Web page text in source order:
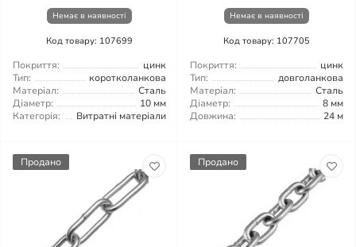
Немає в наявності
Код товару: 107699
Покриття:
цинк
Тип:
коротколанкова
Матеріал:
Сталь
Діаметр:
10 мм
Категорія:
Витратні матеріали
Немає в наявності
Код товару: 107705
Покриття:
цинк
Тип:
довголанкова
Матеріал:
Сталь
Діаметр:
8 мм
Довжина:
24 м
Продано Продано